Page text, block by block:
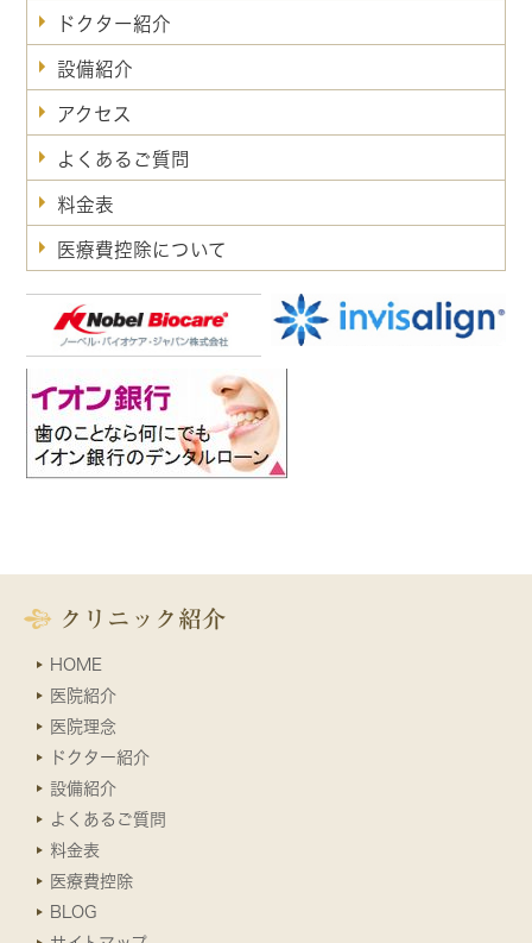
ドクター紹介
設備紹介
アクセス
よくあるご質問
料金表
医療費控除について
クリニック紹介
HOME
医院紹介
医院理念
ドクター紹介
設備紹介
よくあるご質問
料金表
医療費控除
BLOG